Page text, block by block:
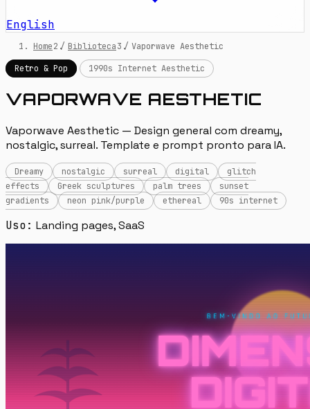
English
Home / Biblioteca / Vaporwave Aesthetic
Retro & Pop
1990s Internet Aesthetic
VAPORWAVE AESTHETIC
Vaporwave Aesthetic — Design general com dreamy,
nostalgic, surreal. Template e prompt pronto para IA.
Dreamy nostalgic surreal digital
glitch
effects
Greek sculptures palm trees
sunset
gradients
neon pink/purple ethereal 90s internet
Uso: Landing pages, SaaS